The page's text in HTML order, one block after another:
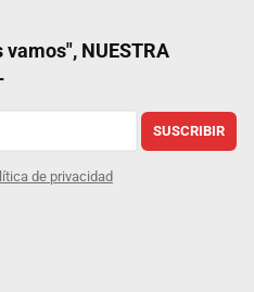
vamos", NUESTRA
SUSCRIBIR
de privacidad